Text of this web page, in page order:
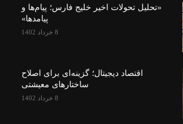
«تحلیل تحولات اخیر خلیج فارس؛ پیام‌ها و
پیامدها»
8 خرداد 1402
اقتصاد دیجیتال؛ گزینه‌ای برای اصلاح
ساختارهای معیشتی
8 خرداد 1402